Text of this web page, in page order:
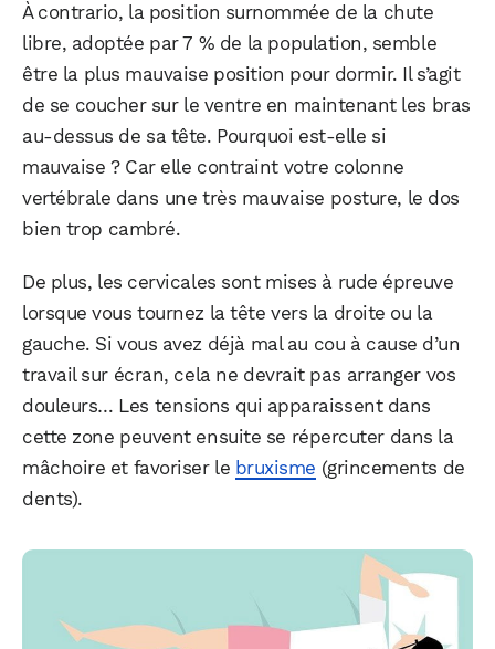
À contrario, la position surnommée de la chute
libre, adoptée par 7 % de la population, semble
être la plus mauvaise position pour dormir. Il s’agit
de se coucher sur le ventre en maintenant les bras
au-dessus de sa tête. Pourquoi est-elle si
mauvaise ? Car elle contraint votre colonne
vertébrale dans une très mauvaise posture, le dos
bien trop cambré.
De plus, les cervicales sont mises à rude épreuve
lorsque vous tournez la tête vers la droite ou la
gauche. Si vous avez déjà mal au cou à cause d’un
travail sur écran, cela ne devrait pas arranger vos
douleurs… Les tensions qui apparaissent dans
cette zone peuvent ensuite se répercuter dans la
mâchoire et favoriser le bruxisme (grincements de
dents).